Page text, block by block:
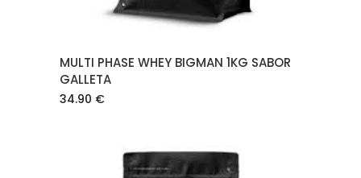
MULTI PHASE WHEY BIGMAN 1KG SABOR
GALLETA
34.90 €